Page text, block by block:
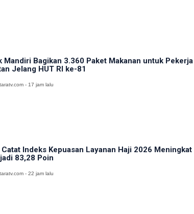
Mandiri Bagikan 3.360 Paket Makanan untuk Pekerja
Jelang HUT RI ke-81
- 17 jam lalu
Catat Indeks Kepuasan Layanan Haji 2026 Meningkat
83,28 Poin
- 22 jam lalu